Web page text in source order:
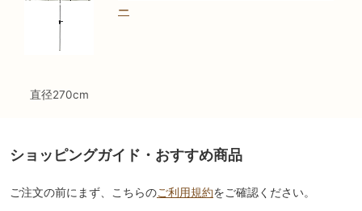
直径270cm
ー
ショッピングガイド・おすすめ商品
ご注文の前にまず、こちらのご利用規約をご確認ください。